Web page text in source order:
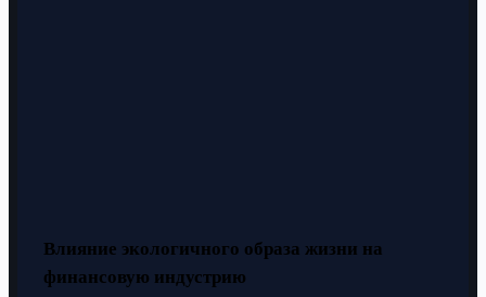
Влияние экологичного образа жизни на
финансовую индустрию